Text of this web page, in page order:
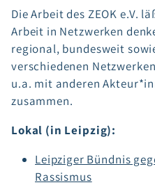
Die Arbeit des ZEOK e.V.
Arbeit in Netzwerken
regional, bundesweit
verschiedenen
u.a. mit anderen
zusammen.
Lokal (in Leipzig):
Leipziger Bündnis
Rassismus